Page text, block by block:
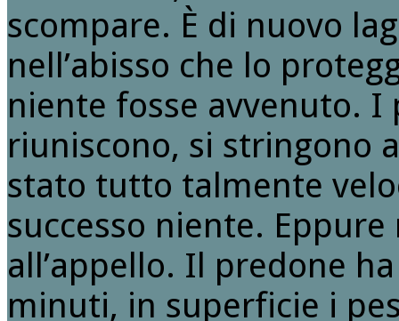
scompare. È di nuovo
nell’abisso che lo
niente fosse avvenuto.
riuniscono, si stringono
stato tutto talmente
successo niente.
all’appello. Il predone
minuti, in superficie i